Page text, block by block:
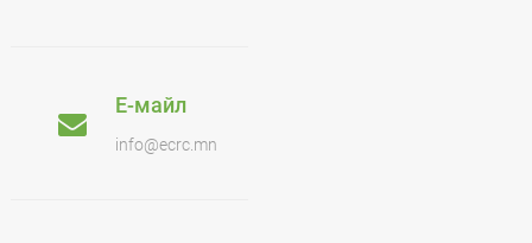
Е-майл
info@ecrc.mn